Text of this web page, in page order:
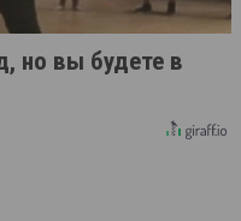
но вы будете в